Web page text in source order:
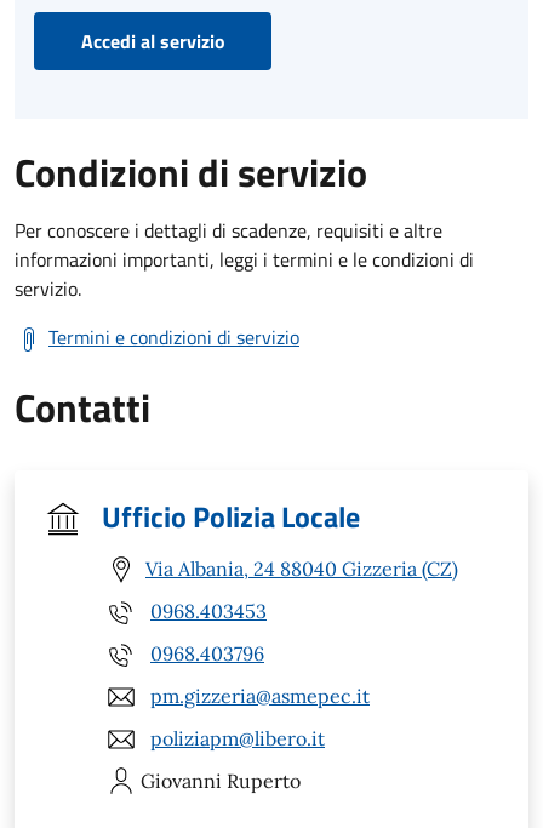
Accedi al servizio
Condizioni di servizio
Per conoscere i dettagli di scadenze, requisiti e altre
informazioni importanti, leggi i termini e le condizioni di
servizio.
Termini e condizioni di servizio
Contatti
Ufficio Polizia Locale
Via Albania, 24 88040 Gizzeria (CZ)
0968.403453
0968.403796
pm.gizzeria@asmepec.it
poliziapm@libero.it
Giovanni Ruperto